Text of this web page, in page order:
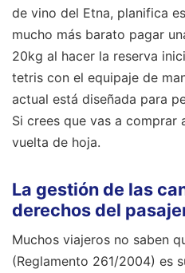
de vino del Etna, planifica
mucho más barato pagar
20kg al hacer la reserva
tetris con el equipaje de
actual está diseñada para
Si crees que vas a comprar
vuelta de hoja.
La gestión de las
derechos del
Muchos viajeros no saben
(Reglamento 261/2004) es